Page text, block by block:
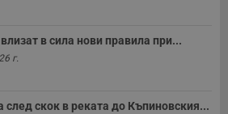
в сила нови правила при...
г.
след скок в реката до Къпиновския...